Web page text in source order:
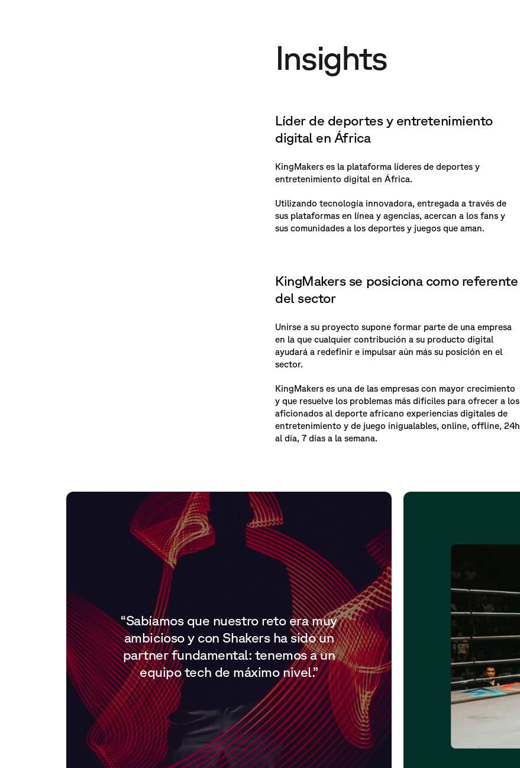
Insights
Líder de deportes y entretenimiento
digital en África
KingMakers es la plataforma líderes de deportes y
entretenimiento digital en África.
Utilizando tecnología innovadora, entregada a través de
sus plataformas en línea y agencias, acercan a los fans y
sus comunidades a los deportes y juegos que aman.
KingMakers se posiciona como referente
del sector
Unirse a su proyecto supone formar parte de una empresa
en la que cualquier contribución a su producto digital
ayudará a redefinir e impulsar aún más su posición en el
sector.
KingMakers es una de las empresas con mayor crecimiento
y que resuelve los problemas más difíciles para ofrecer a los
aficionados al deporte africano experiencias digitales de
entretenimiento y de juego inigualables, online, offline, 24h
al día, 7 días a la semana.
“Sabíamos que nuestro reto era muy
ambicioso y con Shakers ha sido un
partner fundamental: tenemos a un
equipo tech de máximo nivel.”